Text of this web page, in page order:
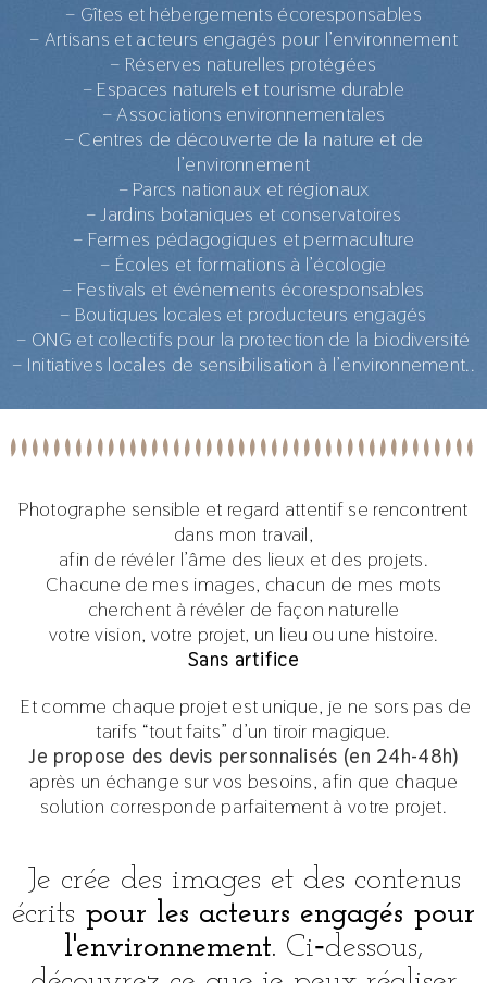
– Gîtes et hébergements écoresponsables
– Artisans et acteurs engagés pour l’environnement
– Réserves naturelles protégées
– Espaces naturels et tourisme durable
– Associations environnementales
– Centres de découverte de la nature et de
l’environnement
– Parcs nationaux et régionaux
– Jardins botaniques et conservatoires
– Fermes pédagogiques et permaculture
– Écoles et formations à l’écologie
– Festivals et événements écoresponsables
– Boutiques locales et producteurs engagés
– ONG et collectifs pour la protection de la biodiversité
– Initiatives locales de sensibilisation à l’environnement..
Photographe sensible et regard attentif se rencontrent
dans mon travail,
afin de révéler l’âme des lieux et des projets.
Chacune de mes images, chacun de mes mots
cherchent à révéler de façon naturelle
votre vision, votre projet, un lieu ou une histoire.
Sans artifice
Et comme chaque projet est unique, je ne sors pas de
tarifs “tout faits” d’un tiroir magique.
Je propose des devis personnalisés (en 24h-48h)
après un échange sur vos besoins, afin que chaque
solution corresponde parfaitement à votre projet.
Je crée des images et des contenus
écrits pour les acteurs engagés pour
l'environnement. Ci‑dessous,